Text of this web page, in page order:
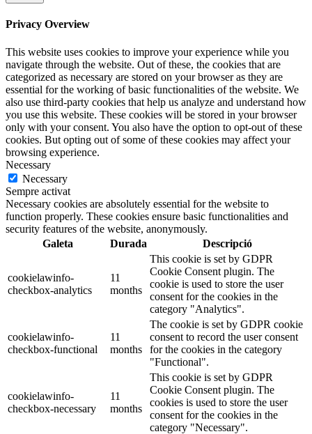
Privacy Overview
This website uses cookies to improve your experience while you
navigate through the website. Out of these, the cookies that are
categorized as necessary are stored on your browser as they are
essential for the working of basic functionalities of the website. We
also use third-party cookies that help us analyze and understand how
you use this website. These cookies will be stored in your browser
only with your consent. You also have the option to opt-out of these
cookies. But opting out of some of these cookies may affect your
browsing experience.
Necessary
Necessary
Sempre activat
Necessary cookies are absolutely essential for the website to
function properly. These cookies ensure basic functionalities and
security features of the website, anonymously.
Galeta
Durada Descripció
cookielawinfo-
checkbox-analytics
11
months
This cookie is set by GDPR
Cookie Consent plugin. The
cookie is used to store the user
consent for the cookies in the
category "Analytics".
cookielawinfo-
checkbox-functional
11
months
The cookie is set by GDPR cookie
consent to record the user consent
for the cookies in the category
"Functional".
cookielawinfo-
checkbox-necessary
11
months
This cookie is set by GDPR
Cookie Consent plugin. The
cookies is used to store the user
consent for the cookies in the
category "Necessary".